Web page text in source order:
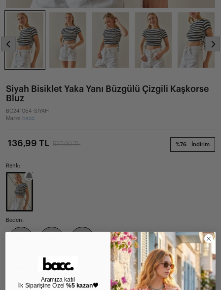
Siyah Bisiklet Yaka Yanı Büzgülü Çizgili Kaşkorse
Bluz
BC241064-SİYAH
Marka bacc
%76 İndirim
136,99 TL 577,99 TL
Renk:
Beden:
Beden Tablosu
Aramıza katıl
İlk Siparişine Özel %5 kazan🖤